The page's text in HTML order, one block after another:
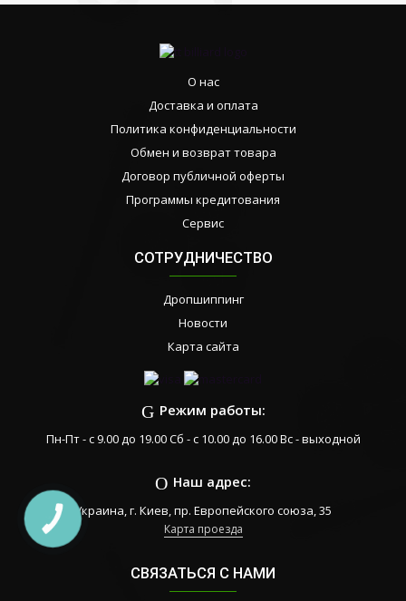
О нас
Доставка и оплата
Политика конфиденциальности
Обмен и возврат товара
Договор публичной оферты
Программы кредитования
Сервис
СОТРУДНИЧЕСТВО
Дропшиппинг
Новости
Карта сайта
Режим работы:
Пн-Пт - с 9.00 до 19.00 Сб - с 10.00 до 16.00 Вс - выходной
Наш адрес:
Украина, г. Киев, пр. Европейского союза, 35
Карта проезда
СВЯЗАТЬСЯ С НАМИ
КНОПКА
ЗВ'ЯЗКУ